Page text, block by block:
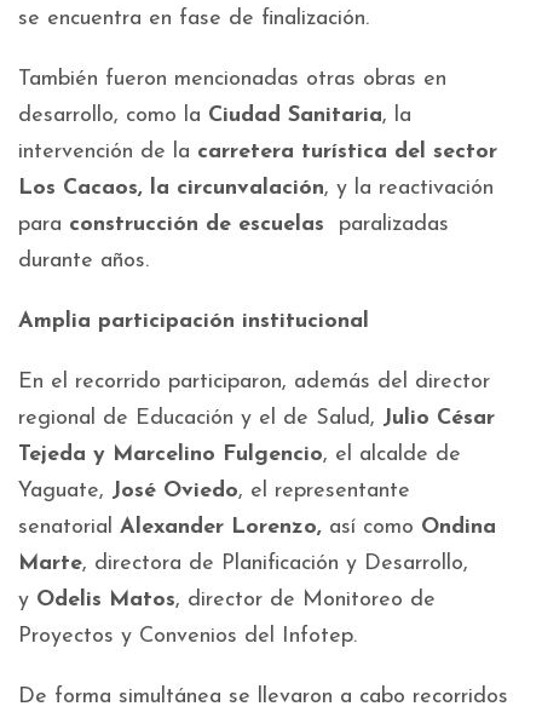
se encuentra en fase de finalización.
También fueron mencionadas otras obras en
desarrollo, como la Ciudad Sanitaria, la
intervención de la carretera turística del sector
Los Cacaos, la circunvalación, y la reactivación
para construcción de escuelas paralizadas
durante años.
Amplia participación institucional
En el recorrido participaron, además del director
regional de Educación y el de Salud, Julio César
Tejeda y Marcelino Fulgencio, el alcalde de
Yaguate, José Oviedo, el representante
senatorial Alexander Lorenzo, así como Ondina
Marte, directora de Planificación y Desarrollo,
y Odelis Matos, director de Monitoreo de
Proyectos y Convenios del Infotep.
De forma simultánea se llevaron a cabo recorridos